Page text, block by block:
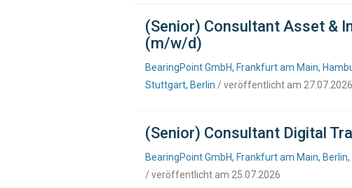
(Senior) Consultant Asset &
(m/w/d)
BearingPoint GmbH, Frankfurt am Main,
Stuttgart, Berlin / veröffentlicht am 27.07.2026
(Senior) Consultant Digital
BearingPoint GmbH, Frankfurt am Main,
/ veröffentlicht am 25.07.2026